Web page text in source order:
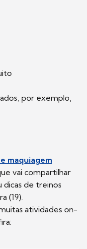
por exemplo,
maquiagem
vai compartilhar
dicas de treinos
(19).
atividades on-